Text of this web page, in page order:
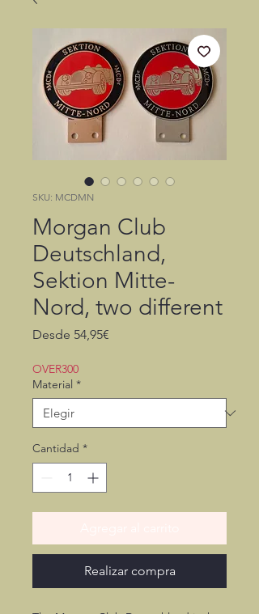
SKU: MCDMN
Morgan Club
Deutschland,
Sektion Mitte-
Nord, two different
Desde 54,95€
OVER300
Material *
Cantidad *
Realizar compra